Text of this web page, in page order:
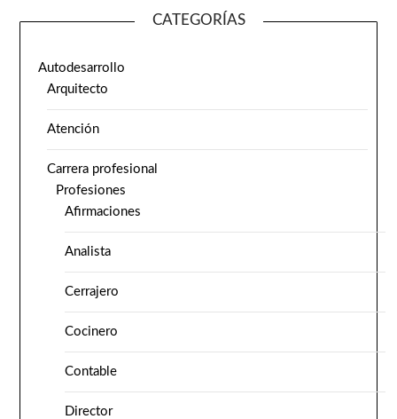
CATEGORÍAS
Autodesarrollo
Arquitecto
Atención
Carrera profesional
Profesiones
Afirmaciones
Analista
Cerrajero
Cocinero
Contable
Director